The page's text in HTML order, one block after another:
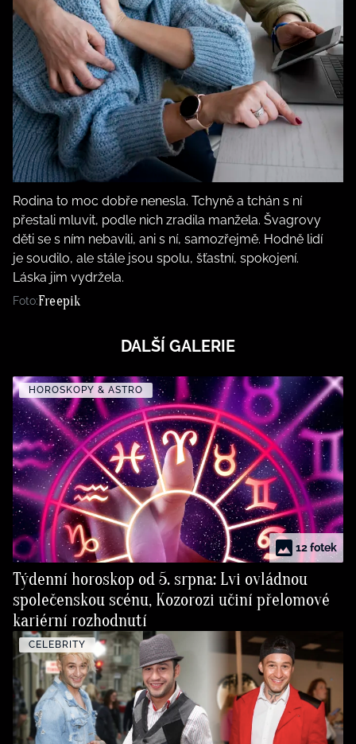
Rodina to moc dobře nenesla. Tchyně a tchán s ní
přestali mluvit, podle nich zradila manžela. Švagrovy
děti se s ním nebavili, ani s ní, samozřejmě. Hodně lidí
je soudilo, ale stále jsou spolu, šťastní, spokojení.
Láska jim vydržela.
Foto:Freepik
DALŠÍ GALERIE
HOROSKOPY & ASTRO
12 fotek
Týdenní horoskop od 5. srpna: Lvi ovládnou
společenskou scénu, Kozorozi učiní přelomové
kariérní rozhodnutí
CELEBRITY